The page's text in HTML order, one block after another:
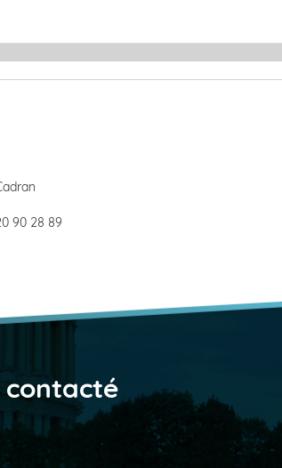
90 28 89
contacté